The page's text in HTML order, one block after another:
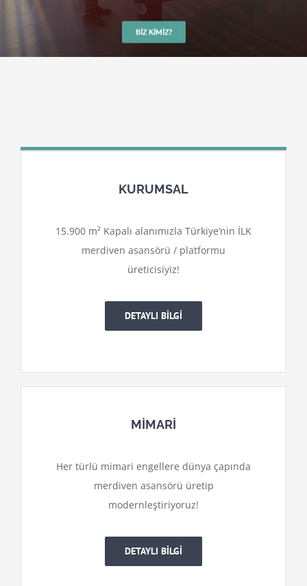
BIZ KIMIZ?
KURUMSAL
15.900 m² Kapalı alanımızla Türkiye’nin İLK
merdiven asansörü / platformu
üreticisiyiz!
DETAYLI BİLGİ
MİMARİ
Her türlü mimari engellere dünya çapında
merdiven asansörü üretip
modernleştiriyoruz!
DETAYLI BİLGİ